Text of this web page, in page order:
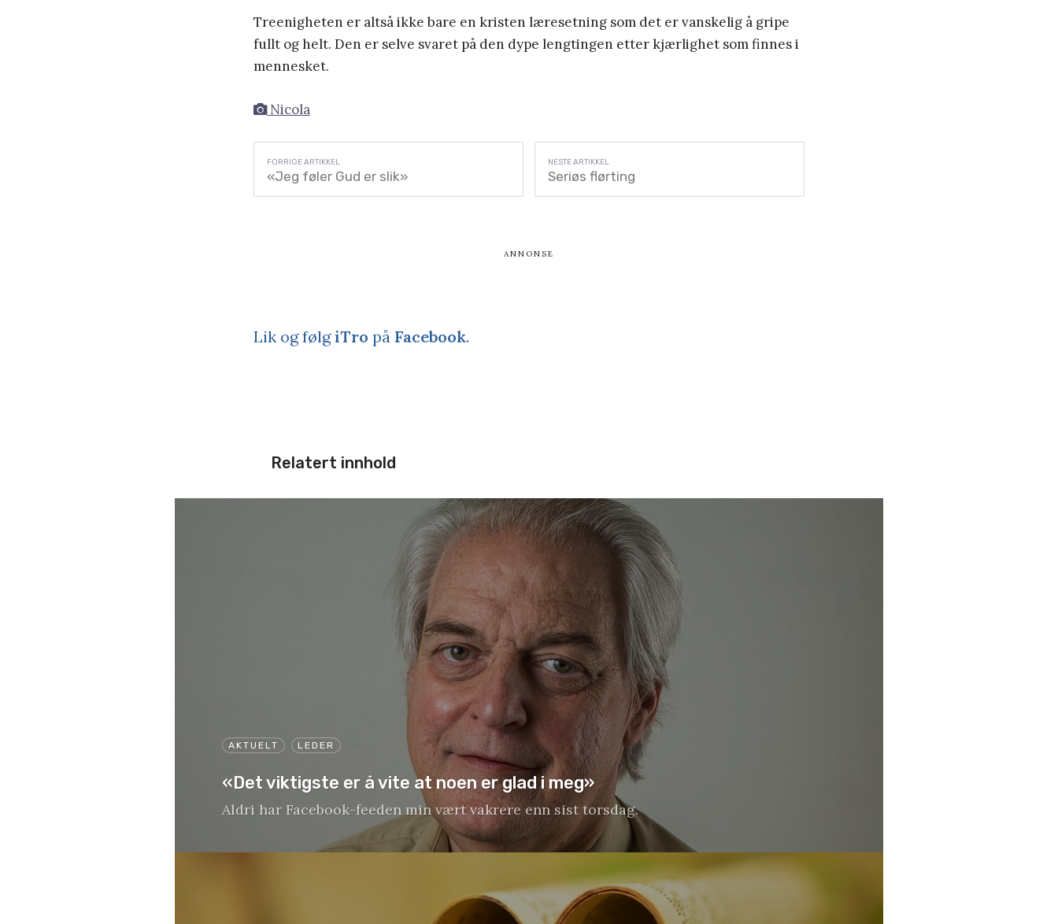
Treenigheten er altså ikke bare en kristen læresetning som det er vanskelig å gripe
fullt og helt. Den er selve svaret på den dype lengtingen etter kjærlighet som finnes i
mennesket.
Nicola
«Jeg føler Gud er slik» Seriøs flørting
Lik og følgiTro på Facebook.
Relatert innhold
AKTUELT LEDER
«Det viktigste er å vite at noen er glad i meg»
Aldri har Facebook-feeden min vært vakrere enn sist torsdag.